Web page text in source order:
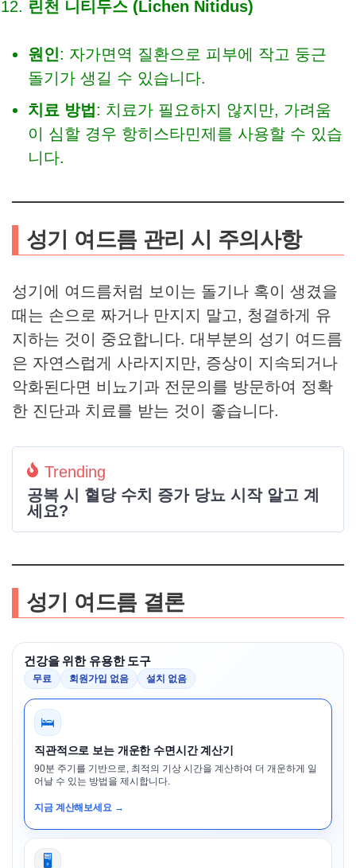
린천 니티두스 (Lichen Nitidus)
원인: 자가면역 질환으로 피부에 작고 둥근
돌기가 생길 수 있습니다.
치료 방법 : 치료가 필요하지 않지만, 가려움
이 심할 경우 항히스타민제를 사용할 수 있습
니다.
성기 여드름 관리 시 주의사항
성기에 여드름처럼 보이는 돌기나 혹이 생겼을
때는 손으로 짜거나 만지지 말고, 청결하게 유
지하는 것이 중요합니다. 대부분의 성기 여드름
은 자연스럽게 사라지지만, 증상이 지속되거나
악화된다면 비뇨기과 전문의를 방문하여 정확
한 진단과 치료를 받는 것이 좋습니다.
Trending
공복 시 혈당 수치 증가 당뇨 시작 알고 계
세요?
성기 여드름 결론
건강을 위한 유용한 도구
무료 회원가입 없음 설치 없음
🛌
직관적으로 보는 개운한 수면시간 계산기
90분 주기를 기반으로, 최적의 기상 시간을 계산하여 더 개운하게 일
어날 수 있는 방법을 제시합니다.
지금 계산해보세요 →
🖥️